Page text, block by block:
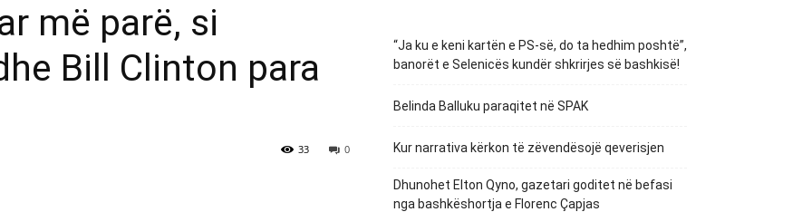
më parë, si
Bill Clinton para
0
33
“Ja ku e keni kartën e PS-së, do ta hedhim poshtë”,
banorët e Selenicës kundër shkrirjes së bashkisë!
Belinda Balluku paraqitet në SPAK
Kur narrativa kërkon të zëvendësojë qeverisjen
Dhunohet Elton Qyno, gazetari goditet në befasi
nga bashkëshortja e Florenc Çapjas